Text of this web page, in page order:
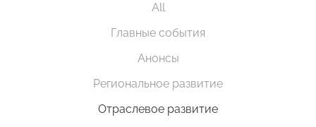
All
Главные события
Анонсы
Региональное развитие
Отраслевое развитие